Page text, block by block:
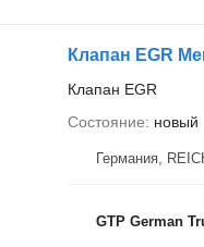
Клапан EGR
Состояние
новый
Германия,
GTP German